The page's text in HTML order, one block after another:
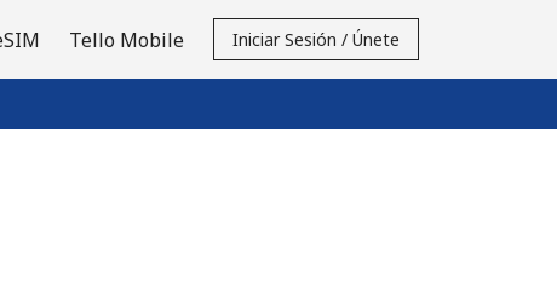
Tello Mobile Iniciar Sesión / Únete